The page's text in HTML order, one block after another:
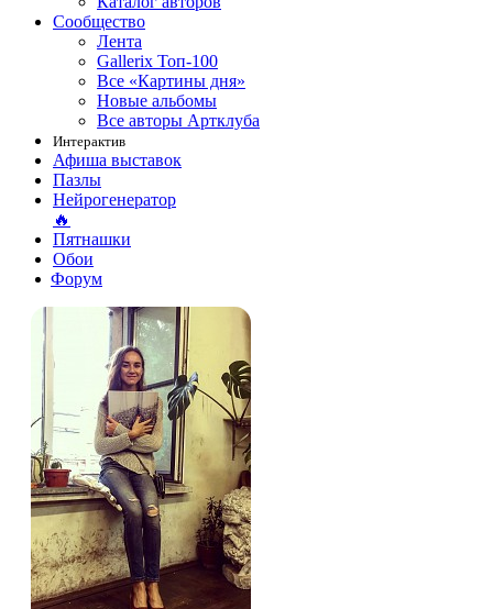
Сообщество
Лента
Gallerix Топ-100
Все «Картины дня»
Новые альбомы
Все авторы Артклуба
Интерактив
Афиша выставок
Пазлы
Нейрогенератор
🔥
Пятнашки
Обои
Форум